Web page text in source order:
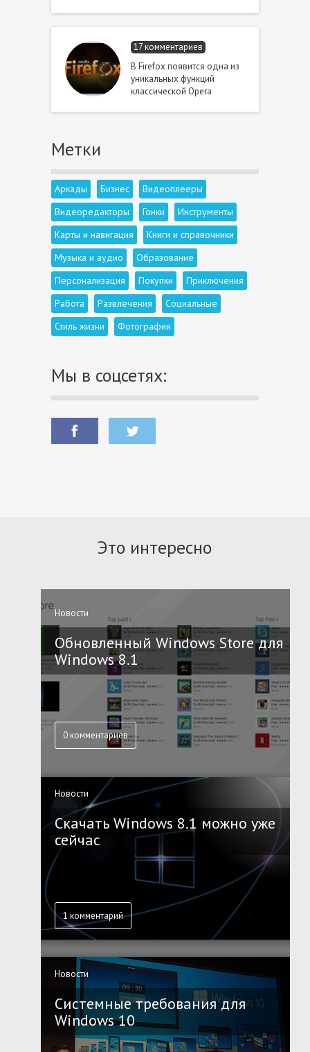
17 комментариев
В Firefox появится одна из
уникальных функций
классической Opera
Метки
Аркады Бизнес
Видеоплееры
Видеоредакторы
Гонки
Инструменты
Карты и навигация
Книги и справочники
Музыка и аудио
Образование
Персонализация
Покупки
Приключения
Работа
Развлечения
Социальные
Стиль жизни
Фотография
Мы в соцсетях:
Это интересно
Новости
Обновленный Windows Store для
Windows 8.1
0 комментариев
Новости
Скачать Windows 8.1 можно уже
сейчас
1 комментарий
Новости
Системные требования для
Windows 10